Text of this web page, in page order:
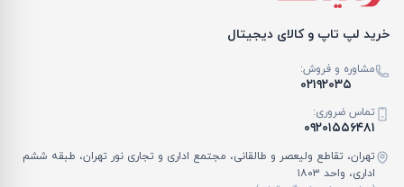
خرید لپ تاپ و کالای دیجیتال
مشاوره و فروش:
۰۲۱۹۲۰۳۵
تماس ضروری:
۰۹۲۰۱۵۵۶۴۸۱
تهران، تقاطع ولیعصر و طالقانی، مجتمع اداری و تجاری نور تهران، طبقه ششم
اداری، واحد ۱۸۰۳